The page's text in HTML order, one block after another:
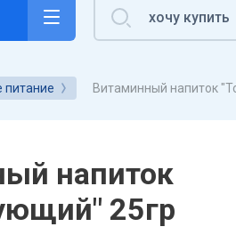
питание Витаминный напиток
напиток
25гр